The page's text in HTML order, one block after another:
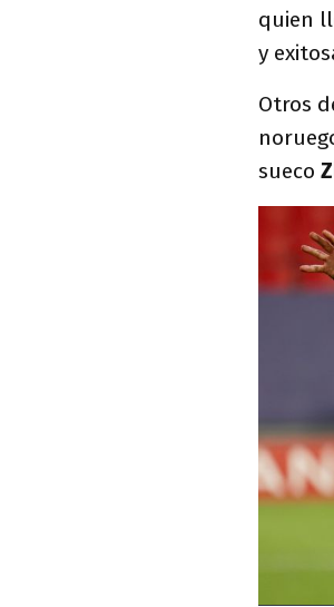
quien
y
Otros
sueco